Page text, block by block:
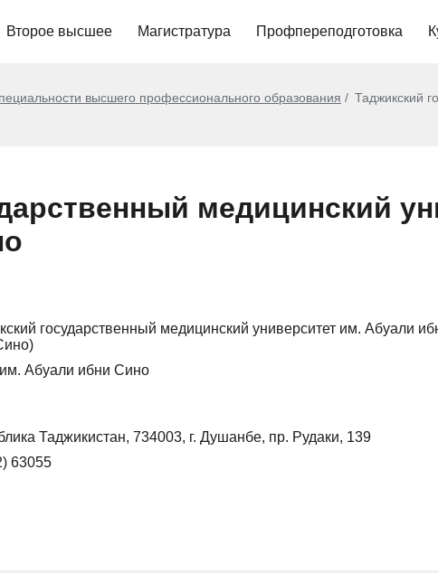
Второе высшее Магистратура Профпереподготовка
высшего профессионального образования
Таджикский
медицинский
государственный медицинский университет им. Абуали
Абуали ибни Сино
Таджикистан, 734003, г. Душанбе, пр. Рудаки, 139
63055